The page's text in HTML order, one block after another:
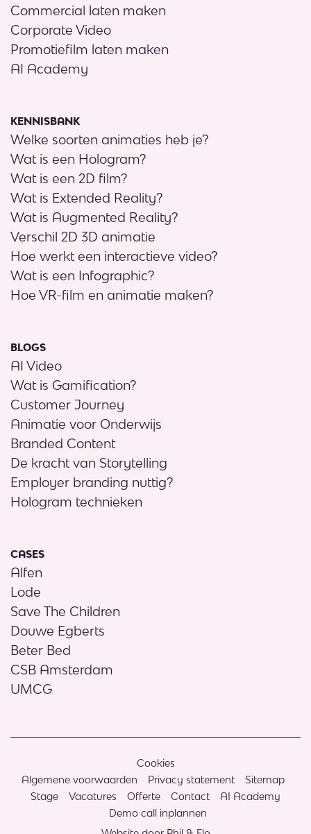
Commercial laten maken
Corporate Video
Promotiefilm laten maken
AI Academy
KENNISBANK
Welke soorten animaties heb je?
Wat is een Hologram?
Wat is een 2D film?
Wat is Extended Reality?
Wat is Augmented Reality?
Verschil 2D 3D animatie
Hoe werkt een interactieve video?
Wat is een Infographic?
Hoe VR-film en animatie maken?
BLOGS
AI Video
Wat is Gamification?
Customer Journey
Animatie voor Onderwijs
Branded Content
De kracht van Storytelling
Employer branding nuttig?
Hologram technieken
CASES
Alfen
Lode
Save The Children
Douwe Egberts
Beter Bed
CSB Amsterdam
UMCG
Cookies
Algemene voorwaarden
Privacy statement
Sitemap
Stage
Vacatures Offerte Contact
AI Academy
Demo call inplannen